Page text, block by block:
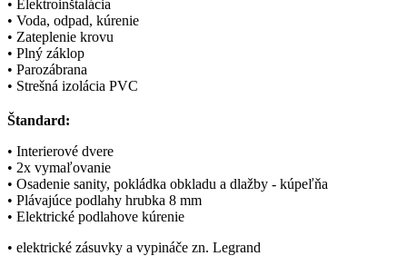
• Elektroinštalácia
• Voda, odpad, kúrenie
• Zateplenie krovu
• Plný záklop
• Parozábrana
• Strešná izolácia PVC
Štandard:
• Interierové dvere
• 2x vymaľovanie
• Osadenie sanity, pokládka obkladu a dlažby - kúpeľňa
• Plávajúce podlahy hrubka 8 mm
• Elektrické podlahove kúrenie
• elektrické zásuvky a vypináče zn. Legrand